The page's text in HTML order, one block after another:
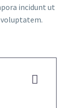
incidunt ut

